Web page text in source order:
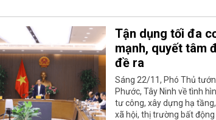
Tận dụng tối đa
mạnh, quyết tâm
đề ra
Sáng 22/11, Phó Thủ
Phước, Tây Ninh về tình
tư công, xây dựng hạ
xã hội, thị trường bất